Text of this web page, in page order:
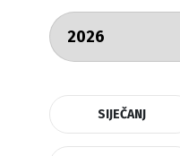
SIJEČANJ